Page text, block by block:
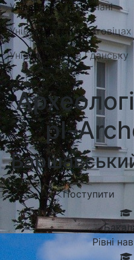
Університети Познані
Університети в Катовіцах
Університети в Гданську
pl-
Поступити
Рівні